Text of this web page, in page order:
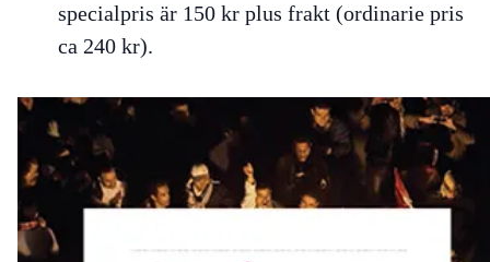
specialpris är 150 kr plus frakt (ordinarie pris
ca 240 kr).